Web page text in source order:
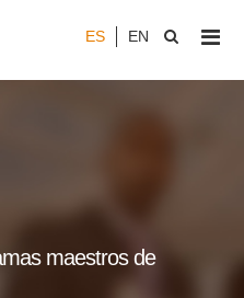
ES EN
maestros de